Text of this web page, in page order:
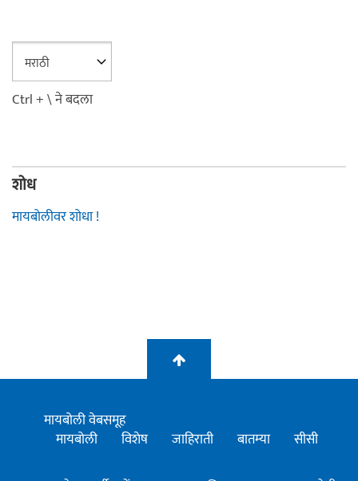
Ctrl + \ ने बदला
शोध
मायबोलीवर शोधा !
मायबोली वेबसमूह
मायबोली
विशेष जाहिराती बातम्या सीसी